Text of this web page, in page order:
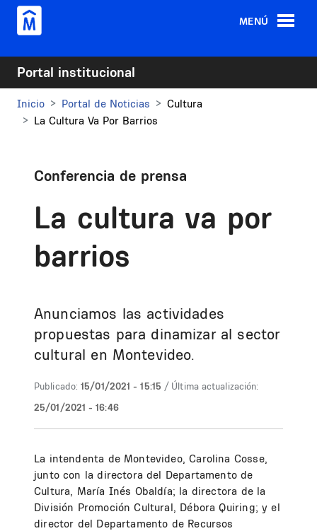
Pasar al contenido principal
MENÚ
Portal institucional
Inicio Portal de Noticias
Cultura
La Cultura Va Por Barrios
Conferencia de prensa
La cultura va por
barrios
Anunciamos las actividades
propuestas para dinamizar al sector
cultural en Montevideo.
Publicado: 15/01/2021 - 15:15 / Última actualización:
25/01/2021 - 16:46
La intendenta de Montevideo, Carolina Cosse,
junto con la directora del Departamento de
Cultura, María Inés Obaldía; la directora de la
División Promoción Cultural, Débora Quiring; y el
director del Departamento de Recursos